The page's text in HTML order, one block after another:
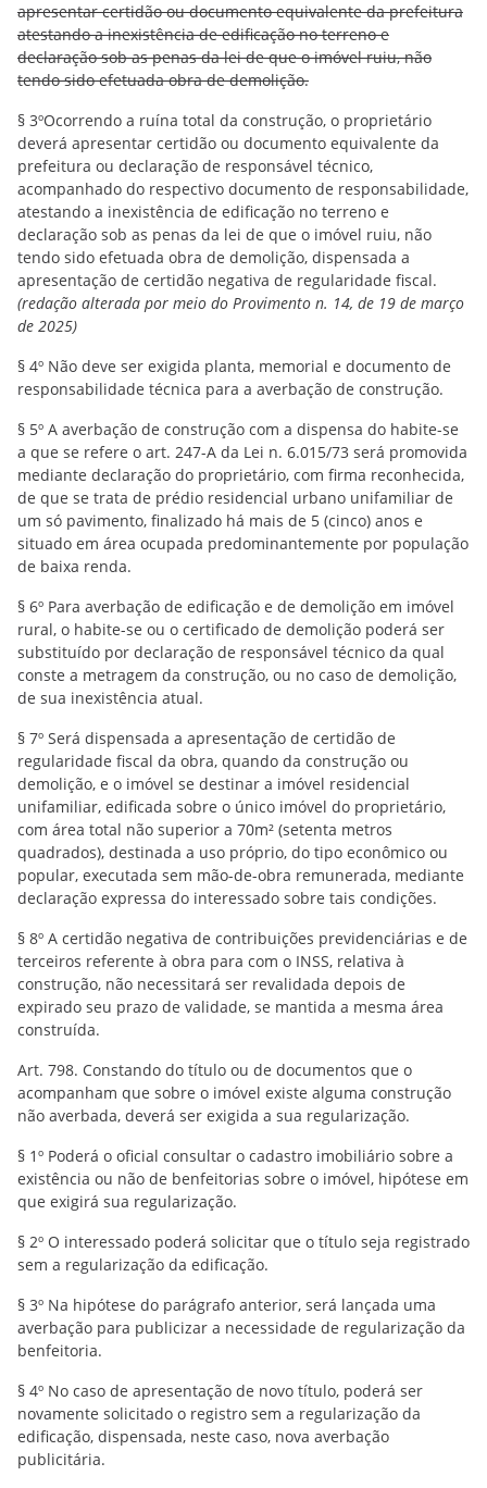
apresentar certidão ou documento equivalente da prefeitura
atestando a inexistência de edificação no terreno e
declaração sob as penas da lei de que o imóvel ruiu, não
tendo sido efetuada obra de demolição.
§ 3ºOcorrendo a ruína total da construção, o proprietário
deverá apresentar certidão ou documento equivalente da
prefeitura ou declaração de responsável técnico,
acompanhado do respectivo documento de responsabilidade,
atestando a inexistência de edificação no terreno e
declaração sob as penas da lei de que o imóvel ruiu, não
tendo sido efetuada obra de demolição, dispensada a
apresentação de certidão negativa de regularidade fiscal.
(redação alterada por meio do Provimento n. 14, de 19 de março
de 2025)
§ 4º Não deve ser exigida planta, memorial e documento de
responsabilidade técnica para a averbação de construção.
§ 5º A averbação de construção com a dispensa do habite-se
a que se refere o art. 247-A da Lei n. 6.015/73 será promovida
mediante declaração do proprietário, com firma reconhecida,
de que se trata de prédio residencial urbano unifamiliar de
um só pavimento, finalizado há mais de 5 (cinco) anos e
situado em área ocupada predominantemente por população
de baixa renda.
§ 6º Para averbação de edificação e de demolição em imóvel
rural, o habite-se ou o certificado de demolição poderá ser
substituído por declaração de responsável técnico da qual
conste a metragem da construção, ou no caso de demolição,
de sua inexistência atual.
§ 7º Será dispensada a apresentação de certidão de
regularidade fiscal da obra, quando da construção ou
demolição, e o imóvel se destinar a imóvel residencial
unifamiliar, edificada sobre o único imóvel do proprietário,
com área total não superior a 70m² (setenta metros
quadrados), destinada a uso próprio, do tipo econômico ou
popular, executada sem mão-de-obra remunerada, mediante
declaração expressa do interessado sobre tais condições.
§ 8º A certidão negativa de contribuições previdenciárias e de
terceiros referente à obra para com o INSS, relativa à
construção, não necessitará ser revalidada depois de
expirado seu prazo de validade, se mantida a mesma área
construída.
Art. 798. Constando do título ou de documentos que o
acompanham que sobre o imóvel existe alguma construção
não averbada, deverá ser exigida a sua regularização.
§ 1º Poderá o oficial consultar o cadastro imobiliário sobre a
existência ou não de benfeitorias sobre o imóvel, hipótese em
que exigirá sua regularização.
§ 2º O interessado poderá solicitar que o título seja registrado
sem a regularização da edificação.
§ 3º Na hipótese do parágrafo anterior, será lançada uma
averbação para publicizar a necessidade de regularização da
benfeitoria.
§ 4º No caso de apresentação de novo título, poderá ser
novamente solicitado o registro sem a regularização da
edificação, dispensada, neste caso, nova averbação
publicitária.